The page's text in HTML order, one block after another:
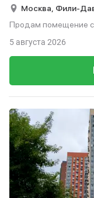
Москва, Фили-
Продам помещение
5 августа 2026